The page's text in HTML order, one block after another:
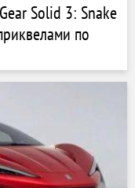
Solid 3: Snake
по